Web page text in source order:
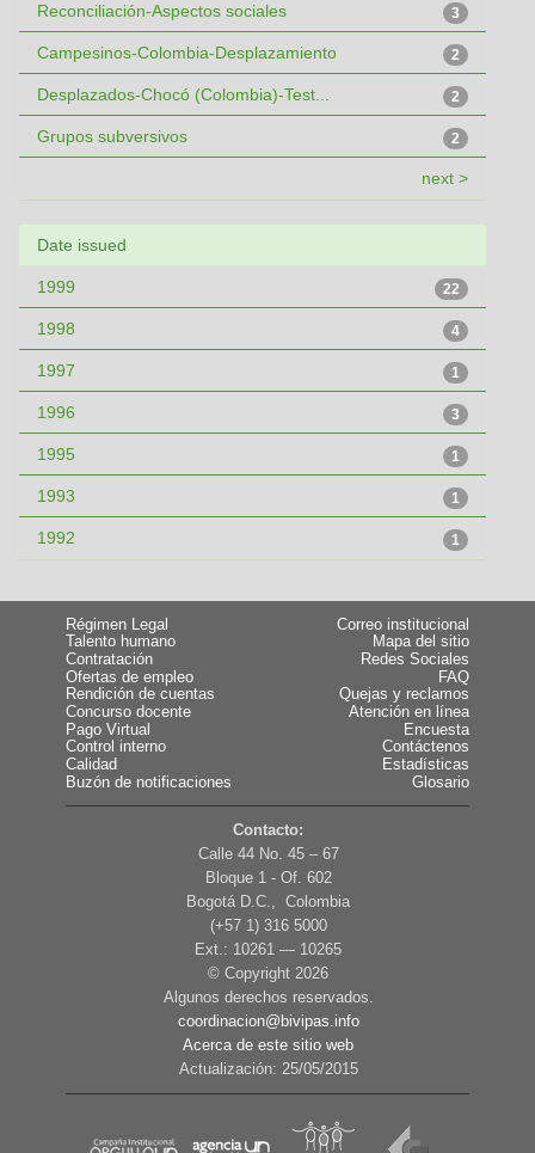
3
Reconciliación-Aspectos sociales
2
Campesinos-Colombia-Desplazamiento
2
Desplazados-Chocó (Colombia)-Test...
2
Grupos subversivos
next >
Date issued
22
1999
4
1998
1
1997
3
1996
1
1995
1
1993
1
1992
Régimen Legal
Talento humano
Contratación
Ofertas de empleo
Rendición de cuentas
Concurso docente
Pago Virtual
Control interno
Calidad
Buzón de notificaciones
Correo institucional
Mapa del sitio
Redes Sociales
FAQ
Quejas y reclamos
Atención en línea
Encuesta
Contáctenos
Estadísticas
Glosario
Contacto:
Calle 44 No. 45 – 67
Bloque 1 - Of. 602
Bogotá D.C., Colombia
(+57 1) 316 5000
Ext.: 10261 — 10265
© Copyright 2026
Algunos derechos reservados.
coordinacion@bivipas.info
Acerca de este sitio web
Actualización: 25/05/2015